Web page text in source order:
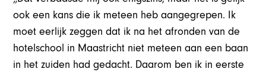
ook een kans die ik meteen heb aangegrepen. Ik
moet eerlijk zeggen dat ik na het afronden van de
hotelschool in Maastricht niet meteen aan een baan
in het zuiden had gedacht. Daarom ben ik in eerste